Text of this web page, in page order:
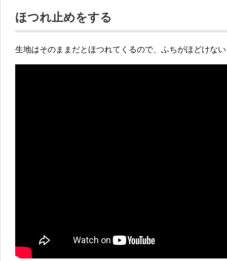
ほつれ止めをする
生地はそのままだとほつれてくるので、ふちがほどけな